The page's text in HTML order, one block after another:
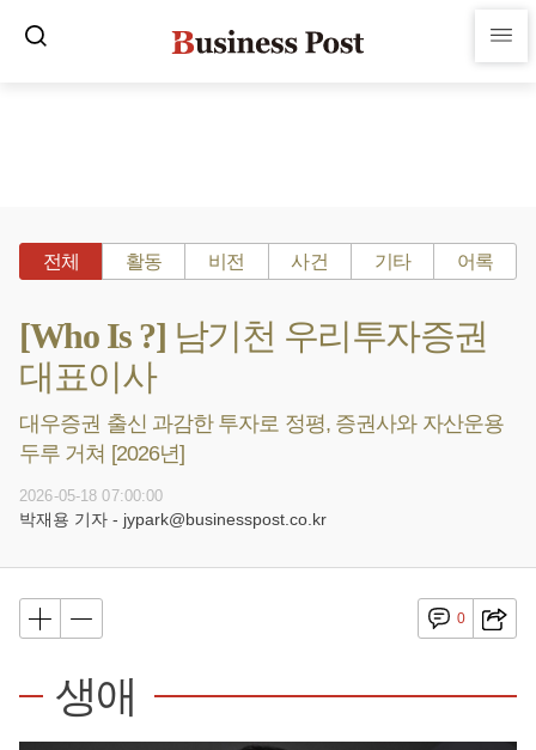
전체 활동 비전 사건 기타 어록
[Who Is ?] 남기천 우리투자증권
대표이사
대우증권 출신 과감한 투자로 정평, 증권사와 자산운용
두루 거쳐 [2026년]
2026-05-18 07:00:00
박재용 기자 - jypark@businesspost.co.kr
0
생애